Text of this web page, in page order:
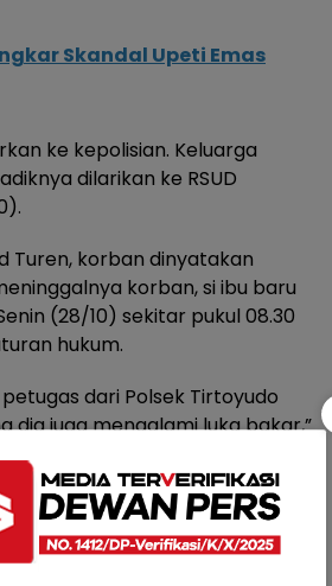
Skandal Upeti Emas
ke kepolisian. Keluarga
dilarikan ke RSUD
Turen, korban dinyatakan
korban, si ibu baru
(28/10) sekitar pukul 08.30
hukum.
dari Polsek Tirtoyudo
dia juga mengalami luka bakar,”
malang hari ini
Polsek Tirtoyudo